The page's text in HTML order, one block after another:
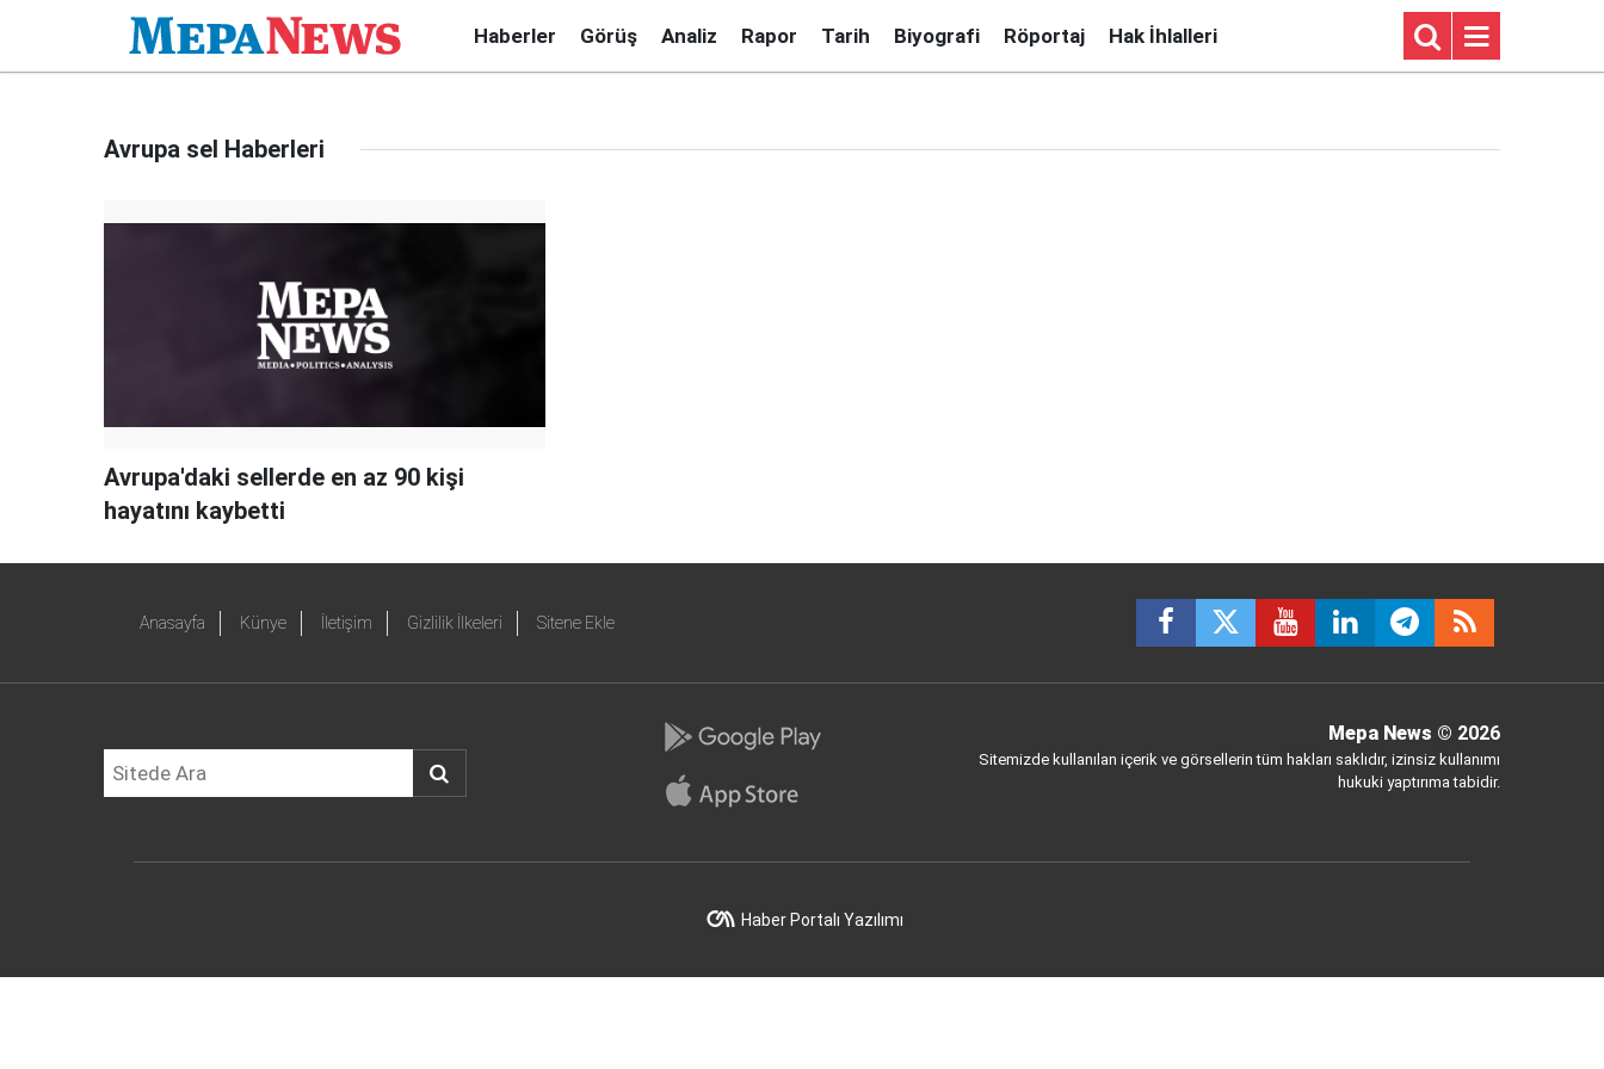
Haberler Görüş Analiz Rapor Tarih Biyografi Röportaj Hak İhlalleri
Avrupa sel Haberleri
Avrupa'daki sellerde en az 90 kişi
hayatını kaybetti
Anasayfa Künye İletişim Gizlilik İlkeleri Sitene Ekle
Mepa News © 2026
Sitemizde kullanılan içerik ve görsellerin tüm hakları saklıdır, izinsiz kullanımı
hukuki yaptırıma tabidir.
Haber Portalı Yazılımı